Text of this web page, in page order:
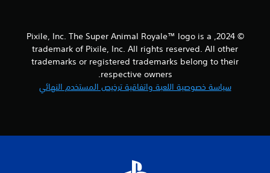
© 2024, Pixile, Inc. The Super Animal Royale™ logo is a
trademark of Pixile, Inc. All rights reserved. All other
trademarks or registered trademarks belong to their
respective owners.
سياسة خصوصية اللعبة واتفاقية ترخيص المستخدم النهائي